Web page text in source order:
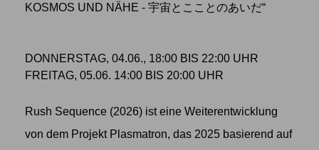
KOSMOS UND NÄHE - 宇宙とこことのあいだ“
DONNERSTAG, 04.06., 18:00 BIS 22:00 UHR
FREITAG, 05.06. 14:00 BIS 20:00 UHR
Rush Sequence (2026) ist eine Weiterentwicklung
von dem Projekt Plasmatron, das 2025 basierend auf